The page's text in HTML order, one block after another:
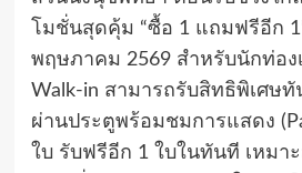
โมชั่นสุดคุ้ม “ซื้อ 1 แถมฟรีอีก
พฤษภาคม 2569 สำหรับนักท่อง
Walk-in สามารถรับสิทธิพิเศษ
ผ่านประตูพร้อมชมการแสดง
ใบ รับฟรีอีก 1 ใบในทันที เหมา